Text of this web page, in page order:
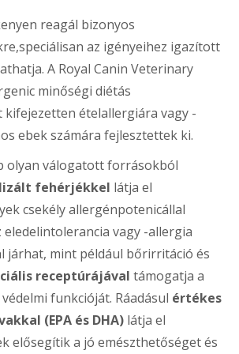
reagál bizonyos
az igényeihez igazított
A Royal Canin Veterinary
minőségi diétás
kifejezetten ételallergiára vagy -
ebek számára fejlesztettek ki.
olyan válogatott forrásokból
fehérjékkel látja el
csekély allergénpotenicállal
eledelintolerancia vagy -allergia
járhat, mint például bőrirritáció és
receptúrájával támogatja a
funkcióját. Ráadásul értékes
(EPA és DHA) látja el
elősegítik a jó emészthetőséget és